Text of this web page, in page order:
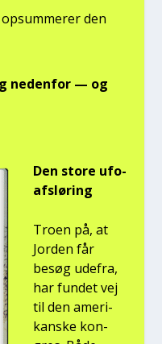
den
neden­for — og
Den sto­re ufo-
afslø­ring
Tro­en på, at
Jor­den får
besøg ude­fra,
har fun­det vej
til den ame­ri­
kan­ske kon­